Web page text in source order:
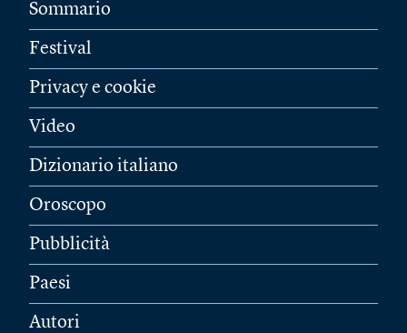
Sommario
Festival
Privacy e cookie
Video
Dizionario italiano
Oroscopo
Pubblicità
Paesi
Autori